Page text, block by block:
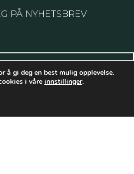
PÅ NYHETSBREV
å gi deg en best mulig opplevelse.
i våre innstillinger.